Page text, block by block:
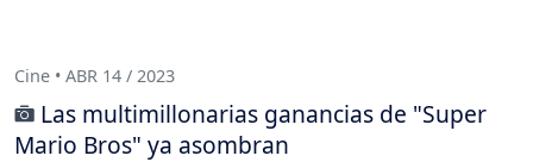
Cine • ABR 14 / 2023
Las multimillonarias ganancias de "Super
Mario Bros" ya asombran